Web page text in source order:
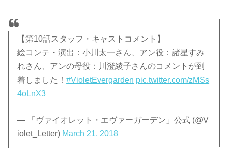
【第10話スタッフ・キャストコメント】
絵コンテ・演出：小川太一さん、アン役：諸星すみ
れさん、アンの母役：川澄綾子さんのコメントが到
着しました！#VioletEvergarden pic.twitter.com/zMSs
4oLnX3
— 「ヴァイオレット・エヴァーガーデン」公式 (@V
iolet_Letter) March 21, 2018